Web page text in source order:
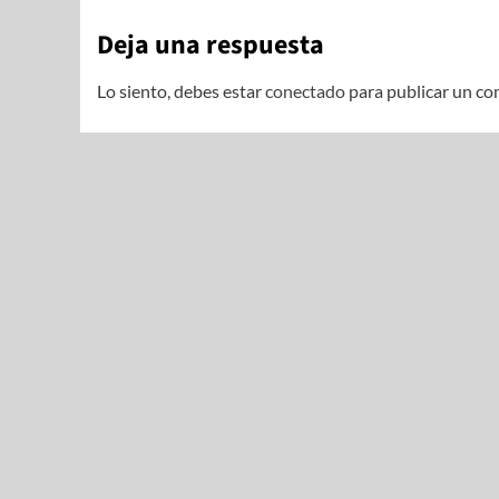
Deja una respuesta
Lo siento, debes estarconectado para publicar un